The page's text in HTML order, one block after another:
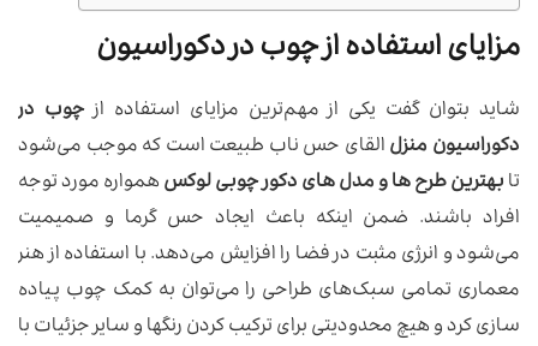
مزایای استفاده از چوب در دکوراسیون
شاید بتوان گفت یکی از مهم‌ترین مزایای استفاده ازچوب در
دکوراسیون منزلالقای حس ناب طبیعت است که موجب می‌شود
تابهترین طرح ها و مدل های دکور چوبی لوکسهمواره مورد توجه
افراد باشند. ضمن اینکه باعث ایجاد حس گرما و صمیمیت
می‌شود و انرژی مثبت در فضا را افزایش می‌دهد. با استفاده از هنر
معماری تمامی سبک‌های طراحی را می‌توان به کمک چوب پیاده
سازی کرد و هیچ محدودیتی برای ترکیب کردن رنگها و سایر جزئیات با